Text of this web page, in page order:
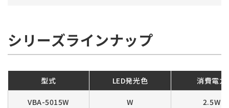
シリーズラインナップ
型式 LED発光色 消費電力
VBA-5015W W 2.5W